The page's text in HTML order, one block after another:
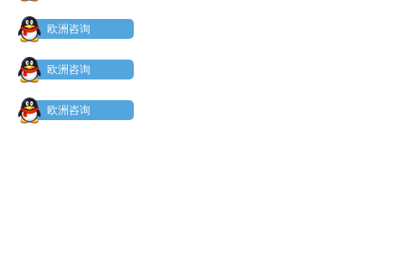
欧洲咨询
欧洲咨询
欧洲咨询